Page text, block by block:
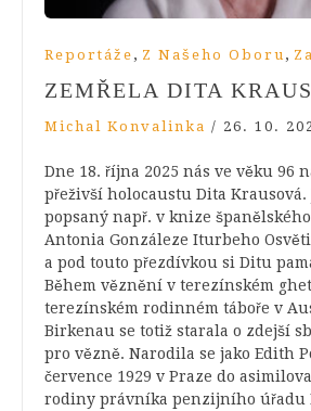
Reportáže , Z Našeho Oboru,
ZEMŘELA DITA
Michal Konvalinka / 26. 10.
Dne 18. října 2025 nás ve věku 96
přeživší holocaustu Dita Krausová.
popsaný např. v knize
Antonia Gonzáleze Iturbeho
a pod touto přezdívkou si Ditu
Během věznění v terezínském
terezínském rodinném táboře v
Birkenau se totiž starala o zdejší
pro vězně. Narodila se jako Edith
července 1929 v Praze do
rodiny právníka penzijního úřadu